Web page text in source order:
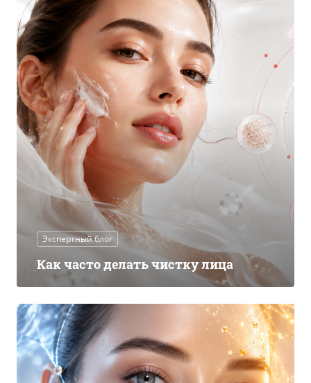
Экспертный блог
Как часто делать чистку лица